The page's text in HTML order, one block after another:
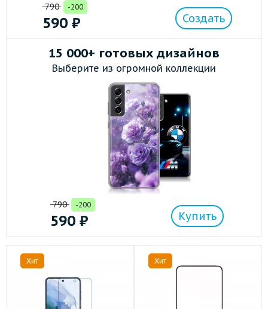
790 -200
590 ₽ Создать
15 000+ готовых дизайнов
Выберите из огромной коллекции
790 -200
590 ₽ Купить
Хит Хит